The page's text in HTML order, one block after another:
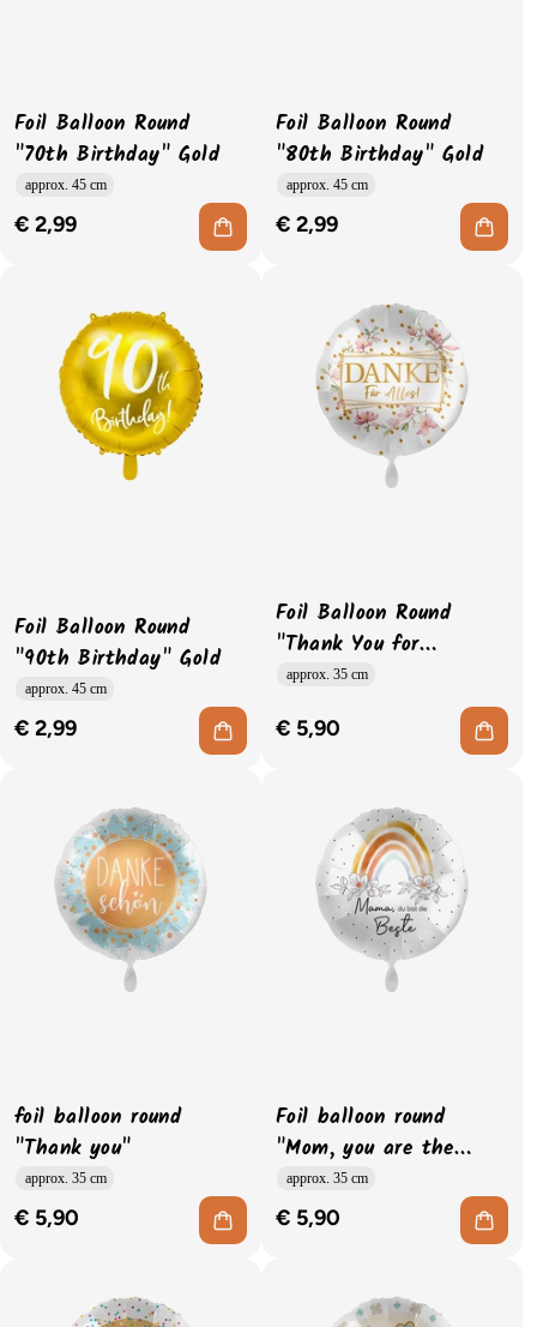
Foil Balloon Round
"70th Birthday" Gold
approx. 45 cm
€ 2,99
Foil Balloon Round
"80th Birthday" Gold
approx. 45 cm
€ 2,99
Foil Balloon Round
"90th Birthday" Gold
approx. 45 cm
€ 2,99
Foil Balloon Round
"Thank You for
Everything" Flowers
approx. 35 cm
€ 5,90
foil balloon round
"Thank you"
approx. 35 cm
€ 5,90
Foil balloon round
"Mom, you are the
best"
approx. 35 cm
€ 5,90